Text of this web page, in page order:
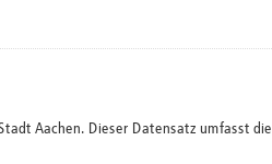
Aachen. Dieser Datensatz umfasst die